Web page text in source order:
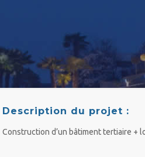
Description du projet :
Construction d’un bâtiment tertiaire +